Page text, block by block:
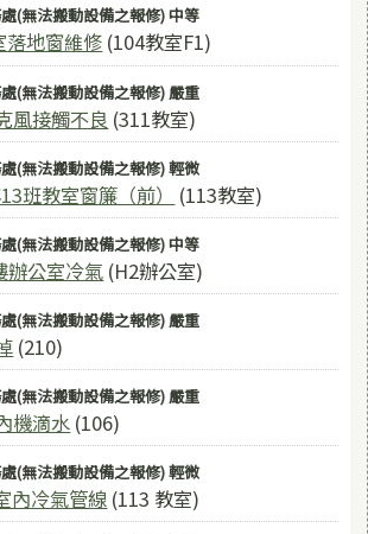
(無法搬動設備之報修) 中等
落地窗維修 (104教室F1)
(無法搬動設備之報修) 嚴重
風接觸不良 (311教室)
(無法搬動設備之報修) 輕微
班教室窗簾（前） (113教室)
(無法搬動設備之報修) 中等
辦公室冷氣 (H2辦公室)
(無法搬動設備之報修) 嚴重
(210)
(無法搬動設備之報修) 嚴重
機滴水 (106)
(無法搬動設備之報修) 輕微
內冷氣管線 (113 教室)